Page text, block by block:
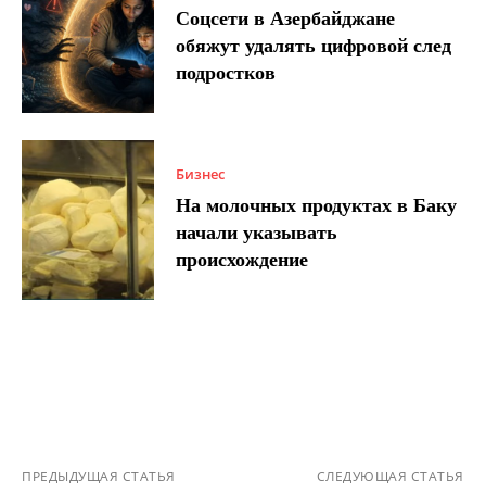
Соцсети в Азербайджане
обяжут удалять цифровой след
подростков
Бизнес
На молочных продуктах в Баку
начали указывать
происхождение
ПРЕДЫДУЩАЯ СТАТЬЯ СЛЕДУЮЩАЯ СТАТЬЯ